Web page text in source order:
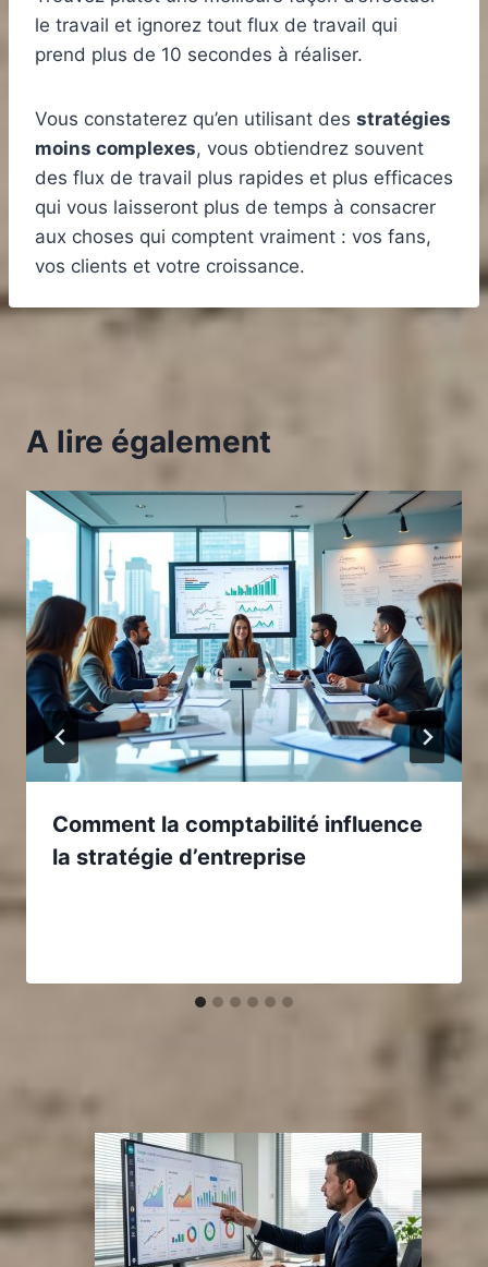
le travail et ignorez tout flux de travail qui
prend plus de 10 secondes à réaliser.
Vous constaterez qu’en utilisant des stratégies
moins complexes, vous obtiendrez souvent
des flux de travail plus rapides et plus efficaces
qui vous laisseront plus de temps à consacrer
aux choses qui comptent vraiment : vos fans,
vos clients et votre croissance.
A lire également
Comment la comptabilité influence
la stratégie d’entreprise